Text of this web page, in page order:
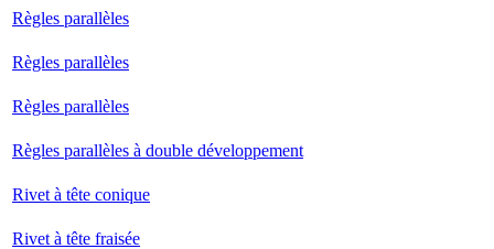
Règles parallèles
Règles parallèles
Règles parallèles
Règles parallèles à double développement
Rivet à tête conique
Rivet à tête fraisée